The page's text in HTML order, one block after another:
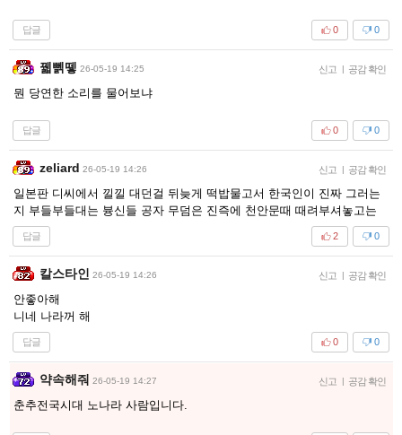
답글 0
0
꿻뻵뗗 26-05-19 14:25 신고 | 공감 확인
뭔 당연한 소리를 물어보냐
답글 0
0
zeliard 26-05-19 14:26 신고 | 공감 확인
일본판 디씨에서 낄낄 대던걸 뒤늦게 떡밥물고서 한국인이 진짜 그러는
지 부들부들대는 븅신들 공자 무덤은 진즉에 천안문때 때려부셔놓고는
답글 0
2
칼스타인 26-05-19 14:26 신고 | 공감 확인
안좋아해
니네 나라꺼 해
답글 0
0
약속해줘 26-05-19 14:27 신고 | 공감 확인
춘추전국시대 노나라 사람입니다.